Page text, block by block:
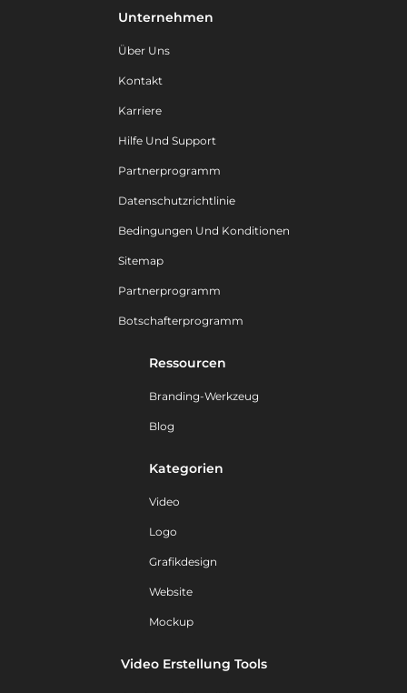
Unternehmen
Über Uns
Kontakt
Karriere
Hilfe Und Support
Partnerprogramm
Datenschutzrichtlinie
Bedingungen Und Konditionen
Sitemap
Partnerprogramm
Botschafterprogramm
Ressourcen
Branding-Werkzeug
Blog
Kategorien
Video
Logo
Grafikdesign
Website
Mockup
Video Erstellung Tools